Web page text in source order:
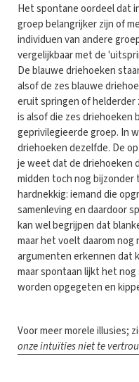
Het spontane oordeel dat
groep belangrijker zijn of
individuen van andere
vergelijkbaar met de
De blauwe driehoeken
alsof de zes blauwe
eruit springen of helderder
is alsof die zes driehoeken
geprivilegieerde groep. In
driehoeken dezelfde. De
je weet dat de driehoeken
midden toch nog bijzonder
hardnekkig: iemand die
samenleving en daardoor
kan wel begrijpen dat
maar het voelt daarom nog
argumenten erkennen dat
maar spontaan lijkt het
worden opgegeten en
Voor meer morele illusies;
onze intuïties niet te